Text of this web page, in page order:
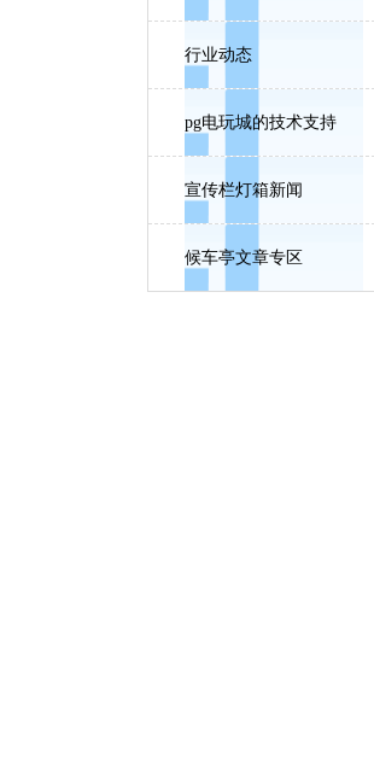
行业动态
pg电玩城的技术支持
宣传栏灯箱新闻
候车亭文章专区